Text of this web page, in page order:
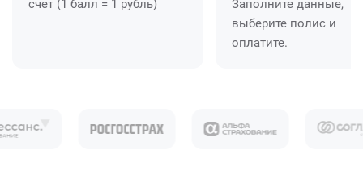
счет (1 балл = 1 рубль)
Заполните данные,
выберите полис и
оплатите.